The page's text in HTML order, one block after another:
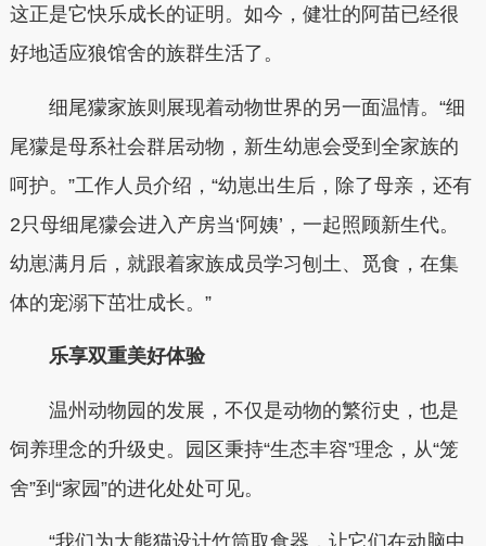
这正是它快乐成长的证明。如今，健壮的阿苗已经很
好地适应狼馆舍的族群生活了。
细尾獴家族则展现着动物世界的另一面温情。“细
尾獴是母系社会群居动物，新生幼崽会受到全家族的
呵护。”工作人员介绍，“幼崽出生后，除了母亲，还有
2只母细尾獴会进入产房当‘阿姨’，一起照顾新生代。
幼崽满月后，就跟着家族成员学习刨土、觅食，在集
体的宠溺下茁壮成长。”
乐享双重美好体验
温州动物园的发展，不仅是动物的繁衍史，也是
饲养理念的升级史。园区秉持“生态丰容”理念，从“笼
舍”到“家园”的进化处处可见。